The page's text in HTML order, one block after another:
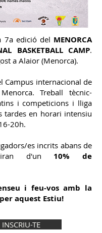
7a edició del MENORCA
BASKETBALL CAMP.
a Alaior (Menorca).
Campus internacional de
Treball tècnic-
i competicions i lliga
tardes en horari intensiu
20h.
es incrits abans de
d'un 10% de
i feu-vos amb la
aquest Estiu!
INSCRIU-TE